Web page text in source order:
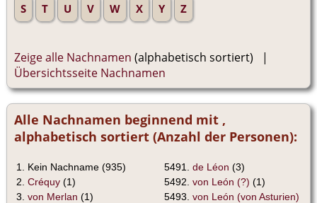
S
T U V W X Y Z
Zeige alle Nachnamen (alphabetisch sortiert) |
Übersichtsseite Nachnamen
Alle Nachnamen beginnend mit ,
alphabetisch sortiert (Anzahl der Personen):
1. Kein Nachname (935)
2. Créquy (1)
3. von Merlan (1)
5491. de Léon (3)
5492. von León (?) (1)
5493. von León (von Asturien)